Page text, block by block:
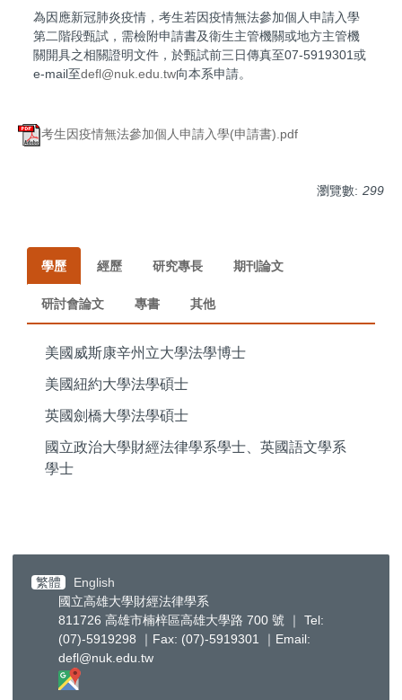
為因應新冠肺炎疫情，考生若因疫情無法參加個人申請入學
第二階段甄試，需檢附申請書及衛生主管機關或地方主管機
關開具之相關證明文件，於甄試前三日傳真至07-5919301或
e-mail至defl@nuk.edu.tw向本系申請。
考生因疫情無法參加個人申請入學(申請書).pdf
瀏覽數: 299
學歷 經歷 研究專長 期刊論文
研討會論文 專書 其他
美國威斯康辛州立大學法學博士
美國紐約大學法學碩士
英國劍橋大學法學碩士
國立政治大學財經法律學系學士、英國語文學系
學士
繁體
English
國立高雄大學財經法律學系
811726 高雄市楠梓區高雄大學路 700 號 ｜ Tel:
(07)-5919298 ｜Fax: (07)-5919301 ｜Email:
defl@nuk.edu.tw